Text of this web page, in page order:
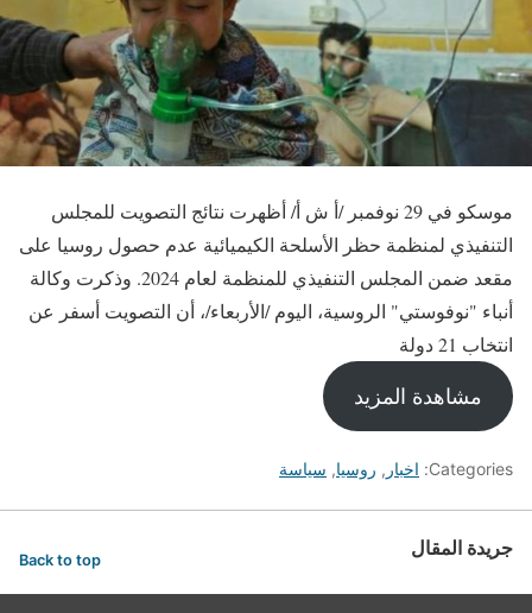
موسكو في 29 نوفمبر /أ ش أ/ أظهرت نتائج التصويت للمجلس
التنفيذي لمنظمة حظر الأسلحة الكيميائية عدم حصول روسيا على
مقعد ضمن المجلس التنفيذي للمنظمة لعام 2024. وذكرت وكالة
أنباء "نوفوستي" الروسية، اليوم /الأربعاء/، أن التصويت أسفر عن
انتخاب 21 دولة
مشاهدة المزيد
Categories: اخبار , روسيا, سياسة
جريدة المقال Back to top